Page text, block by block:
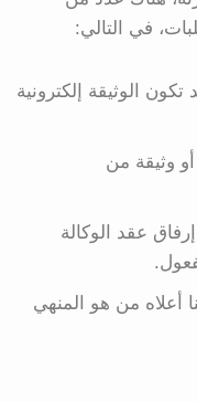
في التالي:
الوثيقة إلكترونية
وثيقة من
عقد الوكالة
أعلاه من هو المنهي